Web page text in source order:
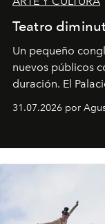
Teatro
Un pequeño
nuevos públicos
duración. El
son algunos de
miniobras. Sus
31.07.2026 por